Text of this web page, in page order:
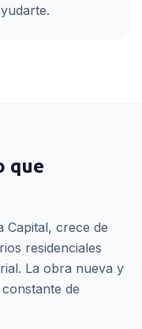
que
Capital, crece de
residenciales
La obra nueva y
de